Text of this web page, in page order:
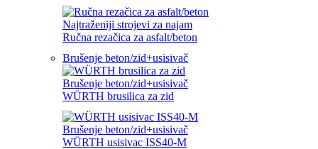
Najtraženiji strojevi za najam
Ručna rezačica za asfalt/beton
Brušenje beton/zid+usisivač
Brušenje beton/zid+usisivač
WÜRTH brusilica za zid
Brušenje beton/zid+usisivač
WÜRTH usisivac ISS40-M